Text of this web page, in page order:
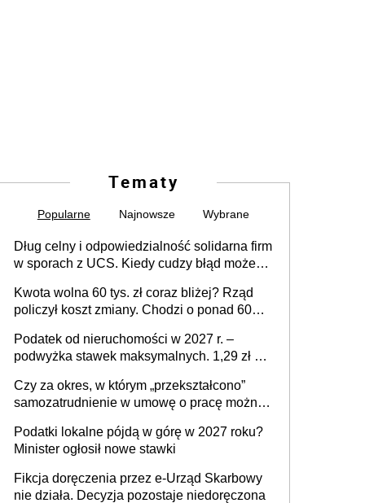
Tematy
Popularne Najnowsze Wybrane
Dług celny i odpowiedzialność solidarna firm
w sporach z UCS. Kiedy cudzy błąd może
Kwota wolna 60 tys. zł coraz bliżej? Rząd
policzył koszt zmiany. Chodzi o ponad 60
Podatek od nieruchomości w 2027 r. –
podwyżka stawek maksymalnych. 1,29 zł za
budynków i lokali związanych z
prowadzeniem działalności gospodarczej
Czy za okres, w którym „przekształcono”
samozatrudnienie w umowę o pracę można
umowy cywilnoprawnej jedynym
racjonalnym wyjściem
Podatki lokalne pójdą w górę w 2027 roku?
Minister ogłosił nowe stawki
Fikcja doręczenia przez e-Urząd Skarbowy
nie działa. Decyzja pozostaje niedoręczona